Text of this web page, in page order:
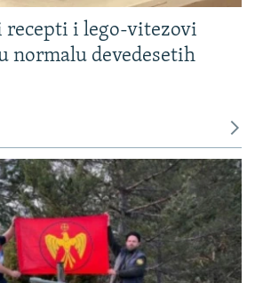
recepti i lego-vitezovi
normalu devedesetih